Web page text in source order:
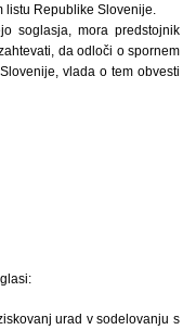
Republike Slovenije.
soglasja, mora predstojnik
da odloči o spornem
vlada o tem obvesti
urad v sodelovanju s